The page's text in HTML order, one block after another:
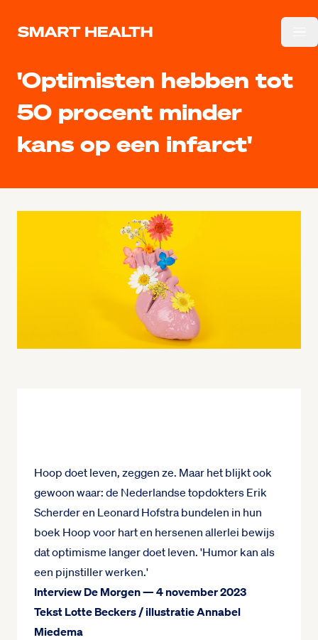
'Optimisten hebben tot
50 procent minder
kans op een infarct'
Hoop doet leven, zeggen ze. Maar het blijkt ook
gewoon waar: de Nederlandse topdokters Erik
Scherder en Leonard Hofstra bundelen in hun
boek Hoop voor hart en hersenen allerlei bewijs
dat optimisme langer doet leven. 'Humor kan als
een pijnstiller werken.'
Interview De Morgen — 4 november 2023
Tekst Lotte Beckers / illustratie Annabel
Miedema